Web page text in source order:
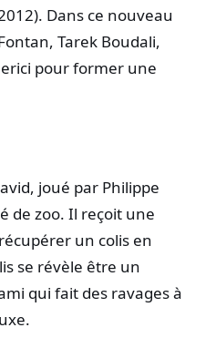
Dans ce nouveau
Tarek Boudali,
pour former une
joué par Philippe
de zoo. Il reçoit une
un colis en
se révèle être un
qui fait des ravages à